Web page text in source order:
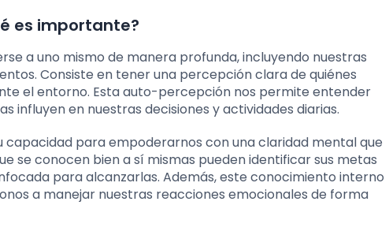
es importante?
a uno mismo de manera profunda, incluyendo nuestras
Consiste en tener una percepción clara de quiénes
el entorno. Esta auto-percepción nos permite entender
influyen en nuestras decisiones y actividades diarias.
para empoderarnos con una claridad mental que
se conocen bien a sí mismas pueden identificar sus metas
para alcanzarlas. Además, este conocimiento interno
a manejar nuestras reacciones emocionales de forma